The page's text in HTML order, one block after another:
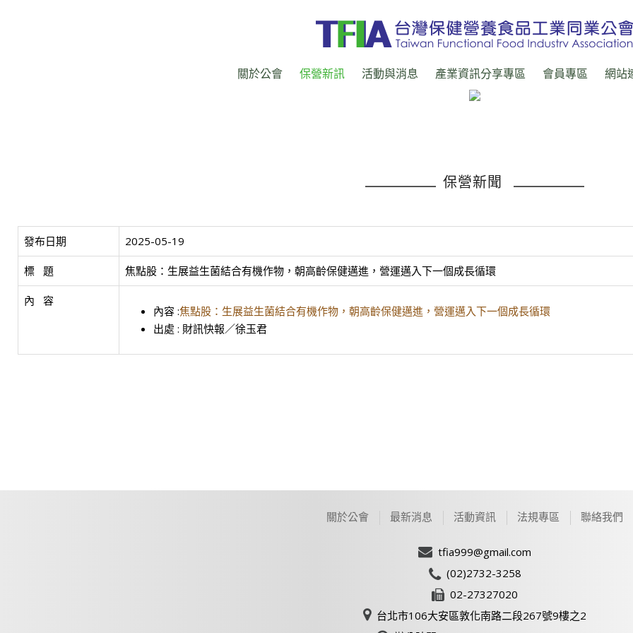
關於公會 保營新訊 活動與消息 產業資訊分享專區 會員專區 網站
保營新聞
發布日期 2025-05-19
標   題 焦點股：生展益生菌結合有機作物，朝高齡保健邁進，營運邁入下一個成長循環
內   容
內容 :焦點股：生展益生菌結合有機作物，朝高齡保健邁進，營運邁入下一個成長循環
出處 : 財訊快報／徐玉君
關於公會 最新消息 活動資訊 法規專區 聯絡我們
tfia999@gmail.com
(02)2732-3258
02-27327020
台北市106大安區敦化南路二段267號9樓之2